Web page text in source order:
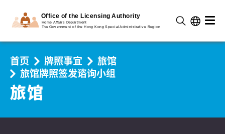
首页 牌照事宜
旅馆
旅馆牌照签发谘询小组
旅馆